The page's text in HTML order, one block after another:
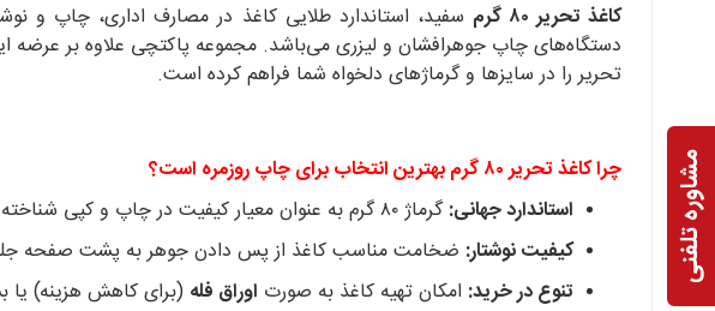
کاغذ تحریر ۸۰ گرم
سفید، استاندارد طلایی کاغذ در مصارف اداری، چاپ و
دستگاه‌های چاپ جوهرافشان و لیزری می‌باشد. مجموعه پاکتچی علاوه بر عرضه
تحریر را در سایزها و گرماژهای دلخواه شما فراهم کرده است.
چرا کاغذ تحریر ۸۰ گرم بهترین انتخاب برای چاپ روزمره است؟
استاندارد جهانی:گرماژ ۸۰ گرم به عنوان معیار کیفیت در چاپ و کپی شناخته می‌شود و تضمین می‌کند که کاغذ به راحتی در دستگاه‌های اداری گیر نکند.
کیفیت نوشتار: ضخامت مناسب کاغذ از پس دادن جوهر به پشت صفحه
تنوع در خرید: امکان تهیه کاغذ به صورت اوراق فله (برای کاهش هزینه) یا
مشاوره تلفنی